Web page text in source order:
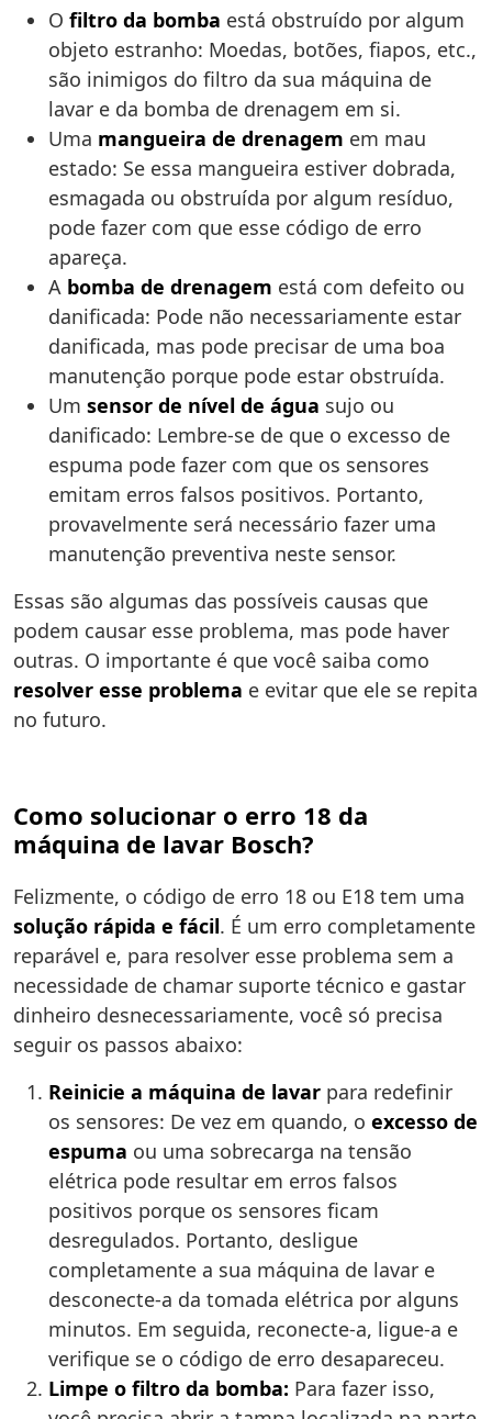
O filtro da bomba está obstruído por algum
objeto estranho: Moedas, botões, fiapos, etc.,
são inimigos do filtro da sua máquina de
lavar e da bomba de drenagem em si.
Uma mangueira de drenagem em mau
estado: Se essa mangueira estiver dobrada,
esmagada ou obstruída por algum resíduo,
pode fazer com que esse código de erro
apareça.
A bomba de drenagem está com defeito ou
danificada: Pode não necessariamente estar
danificada, mas pode precisar de uma boa
manutenção porque pode estar obstruída.
Um sensor de nível de água sujo ou
danificado: Lembre-se de que o excesso de
espuma pode fazer com que os sensores
emitam erros falsos positivos. Portanto,
provavelmente será necessário fazer uma
manutenção preventiva neste sensor.
Essas são algumas das possíveis causas que
podem causar esse problema, mas pode haver
outras. O importante é que você saiba como
resolver esse problema e evitar que ele se repita
no futuro.
Como solucionar o erro 18 da
máquina de lavar Bosch?
Felizmente, o código de erro 18 ou E18 tem uma
solução rápida e fácil. É um erro completamente
reparável e, para resolver esse problema sem a
necessidade de chamar suporte técnico e gastar
dinheiro desnecessariamente, você só precisa
seguir os passos abaixo:
Reinicie a máquina de lavar para redefinir
os sensores: De vez em quando, o excesso de
espuma ou uma sobrecarga na tensão
elétrica pode resultar em erros falsos
positivos porque os sensores ficam
desregulados. Portanto, desligue
completamente a sua máquina de lavar e
desconecte-a da tomada elétrica por alguns
minutos. Em seguida, reconecte-a, ligue-a e
verifique se o código de erro desapareceu.
Limpe o filtro da bomba: Para fazer isso,